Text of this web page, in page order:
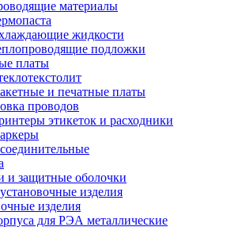
материалы
жидкости
подложки
платы
и печатные платы
проводов
этикеток и расходники
и защитные оболочки
изделия
изделия
для РЭА металлические